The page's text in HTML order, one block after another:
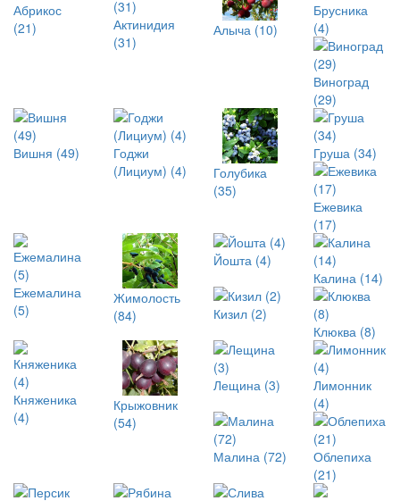
Абрикос
(21)
Актинидия
(31)
Алыча (10)
Брусника
(4)
Виноград
(29)
Вишня (49)
Годжи
(Лициум) (4)
Голубика
(35)
Груша (34)
Ежевика
(17)
Ежемалина
(5)
Жимолость
(84)
Йошта (4)
Калина (14)
Кизил (2)
Клюква (8)
Княженика
(4)
Крыжовник
(54)
Лещина (3)
Лимонник
(4)
Малина (72)
Облепиха
(21)